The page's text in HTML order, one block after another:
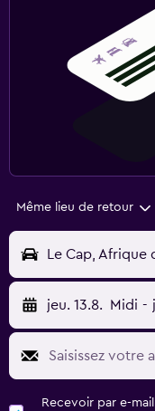
Même lieu de retour
Le Cap, Afrique
jeu. 13.8. Midi -
Recevoir par e-